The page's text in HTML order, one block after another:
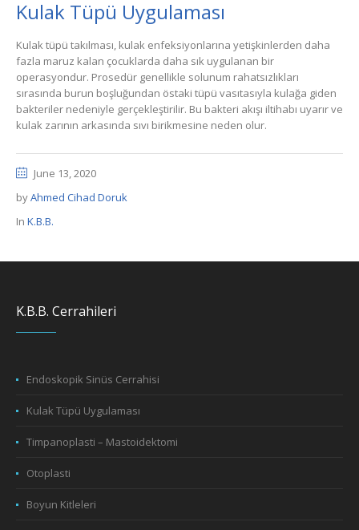
Kulak Tüpü Uygulaması
Kulak tüpü takılması, kulak enfeksiyonlarına yetişkinlerden daha
fazla maruz kalan çocuklarda daha sık uygulanan bir
operasyondur. Prosedür genellikle solunum rahatsızlıkları
sırasında burun boşluğundan östaki tüpü vasıtasıyla kulağa giden
bakteriler nedeniyle gerçekleştirilir. Bu bakteri akışı iltihabı uyarır ve
kulak zarının arkasında sıvı birikmesine neden olur.
June 13, 2020
byAhmed Cihad Doruk
In K.B.B.
K.B.B. Cerrahileri
Endoskopik Sinüs Cerrahisi
Kulak Tüpü Uygulaması
Timpanoplasti – Mastoidektomi
Otoplasti
Boyun Kitleleri